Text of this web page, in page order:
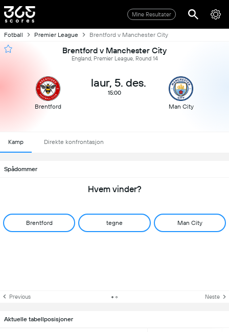
Mine Resultater
Fotball Premier League Brentford v Manchester City
Brentford v Manchester City
England, Premier League, Round 14
Brentford
laur, 5. des.
15:00
Man City
Kamp Direkte konfrontasjon
Spådommer
Hvem vinder?
Brentford tegne Man City
Previous Neste
Aktuelle tabellposisjoner